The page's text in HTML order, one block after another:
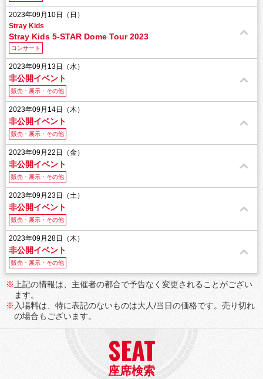
2023年09月10日（日）
Stray Kids
Stray Kids 5-STAR Dome Tour 2023
コンサート
2023年09月13日（水）
非公開イベント
販売・展示・その他
2023年09月14日（木）
非公開イベント
販売・展示・その他
2023年09月22日（金）
非公開イベント
販売・展示・その他
2023年09月23日（土）
非公開イベント
販売・展示・その他
2023年09月28日（木）
非公開イベント
販売・展示・その他
※ 上記の情報は、主催者の都合で予告なく変更されることがござい
ます。
※ 入場料は、特に表記のないものは大人/当日の価格です。売り切れ
の場合もございます。
SEAT
座席検索